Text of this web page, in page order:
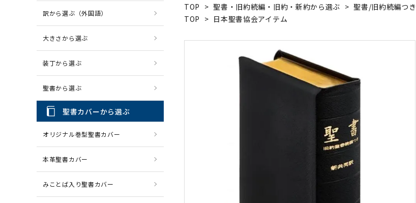
CD・MP3 パソコンソフトCD-ROM
TOP > 聖書・旧約続編・旧約・新約から選ぶ > 聖書/旧約続編つき
TOP > 日本聖書協会アイテム
訳から選ぶ（外国語）
大きさから選ぶ
装丁から選ぶ
聖書から選ぶ
聖書カバーから選ぶ
オリジナル巻型聖書カバー
本革聖書カバー
みことば入り聖書カバー